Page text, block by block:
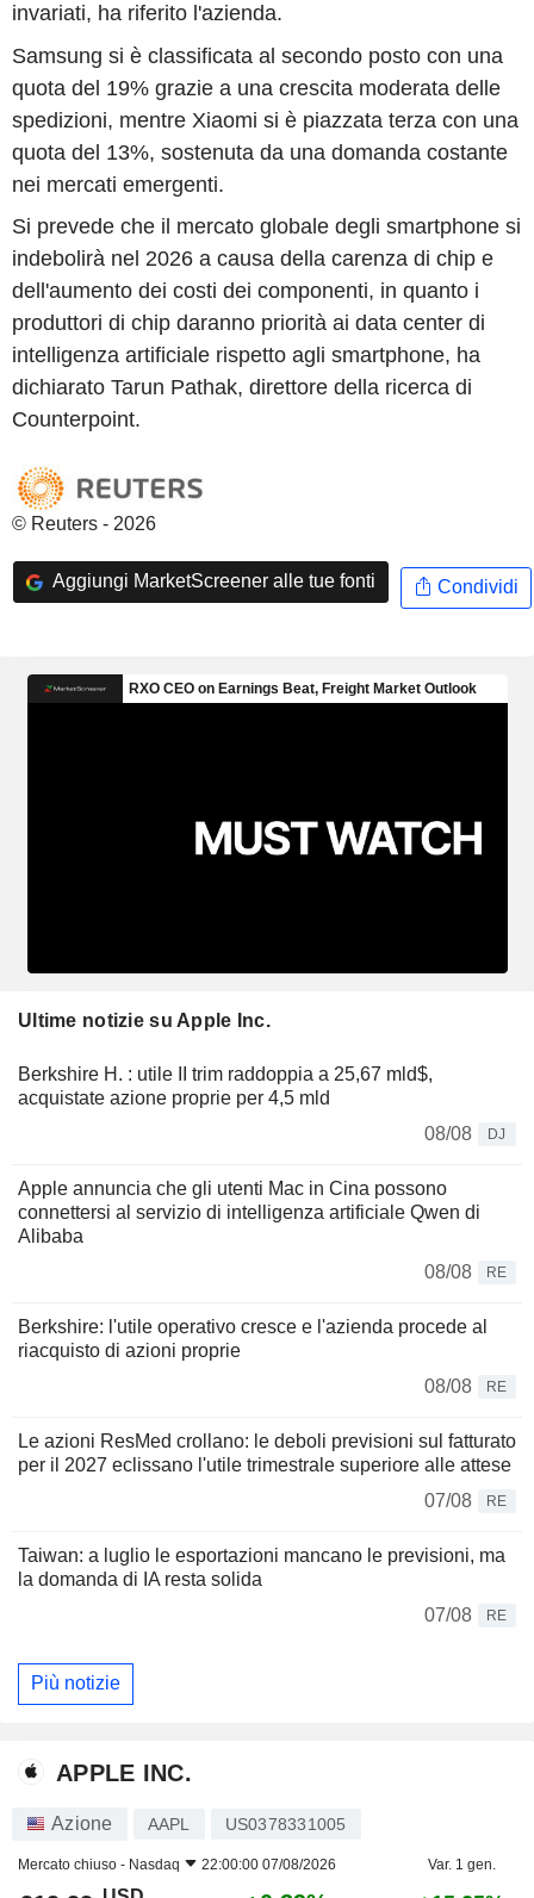
invariati, ha riferito l'azienda.
Samsung si è classificata al secondo posto con una
quota del 19% grazie a una crescita moderata delle
spedizioni, mentre Xiaomi si è piazzata terza con una
quota del 13%, sostenuta da una domanda costante
nei mercati emergenti.
Si prevede che il mercato globale degli smartphone si
indebolirà nel 2026 a causa della carenza di chip e
dell'aumento dei costi dei componenti, in quanto i
produttori di chip daranno priorità ai data center di
intelligenza artificiale rispetto agli smartphone, ha
dichiarato Tarun Pathak, direttore della ricerca di
Counterpoint.
© Reuters - 2026
Aggiungi MarketScreener alle tue fonti Condividi
Ultime notizie su Apple Inc.
Berkshire H. : utile II trim raddoppia a 25,67 mld$,
acquistate azione proprie per 4,5 mld
08/08
DJ
Apple annuncia che gli utenti Mac in Cina possono
connettersi al servizio di intelligenza artificiale Qwen di
Alibaba
08/08
RE
Berkshire: l'utile operativo cresce e l'azienda procede al
riacquisto di azioni proprie
08/08
RE
Le azioni ResMed crollano: le deboli previsioni sul fatturato
per il 2027 eclissano l'utile trimestrale superiore alle attese
07/08
RE
Taiwan: a luglio le esportazioni mancano le previsioni, ma
la domanda di IA resta solida
07/08
RE
Più notizie
APPLE INC.
Azione AAPL US0378331005
Mercato chiuso - Nasdaq 22:00:00 07/08/2026 Var. 1 gen.